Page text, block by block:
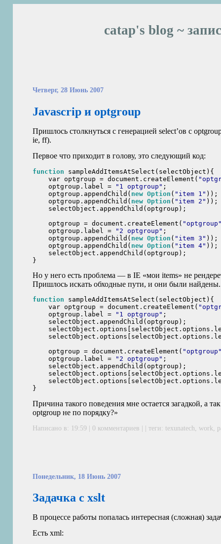
catap's blog ~
Четверг, 28 Июнь 2007
Javascrip и optgroup
Пришлось столкнуться с генерацией select’ов с
ie, ff).
Первое что приходит в голову, это следующий код:
function sampleAddItemsAtSelect(selectObject){
    var optgroup = document.createElement(
    optgroup.label =
"1 optgroup" ;
    optgroup.appendChild(
new Option ( "item 1" ));
    optgroup.appendChild(
new Option ( "item 2" ));
    selectObject.appendChild(optgroup);
    optgroup = document.createElement(
    optgroup.label =
"2 optgroup" ;
    optgroup.appendChild(
new Option ( "item 3" ));
    optgroup.appendChild(
new Option ( "item 4" ));
    selectObject.appendChild(optgroup);
Но у него есть проблема — вIE «мои items» не
Пришлось искать обходные пути, и они были найдены.
function sampleAddItemsAtSelect(selectObject){
    var optgroup = document.createElement(
    optgroup.label =
"1 optgroup" ;
    selectObject.appendChild(optgroup);
    optgroup = document.createElement(
    optgroup.label =
"2 optgroup" ;
    selectObject.appendChild(optgroup);
Причина такого поведения мне остается загадкой, а
optgroup не по порядку?»
Написано в: 19:59 | 0 комментариев | | теги: texunatech ,work
Понедельник, 18 Июнь 2007
Задачка с xslt
В процессе работы попалась интересная (сложная)
Есть xml: